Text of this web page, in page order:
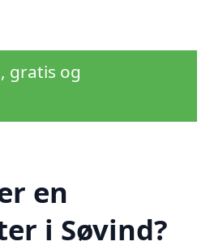
gratis og
en
i Søvind?